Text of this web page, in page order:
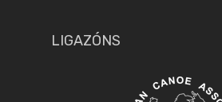
LIGAZÓNS